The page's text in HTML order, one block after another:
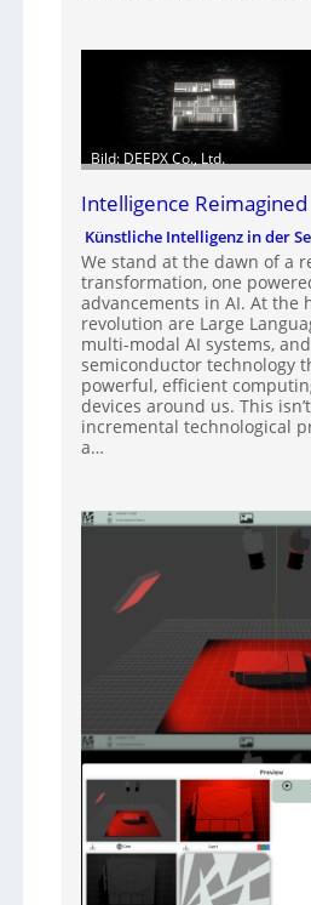
Bild: DEEPX Co., Ltd.
Intelligence Reimagined
Künstliche Intelligenz in der
We stand at the dawn of a
transformation, one
advancements in AI. At the
revolution are Large
multi-modal AI systems,
semiconductor technology
powerful, efficient
devices around us. This
incremental technological
a…